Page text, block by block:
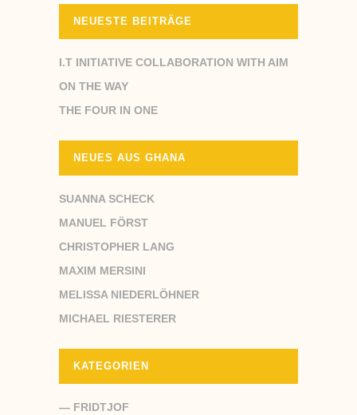
NEUESTE BEITRÄGE
I.T INITIATIVE COLLABORATION WITH AIM
ON THE WAY
THE FOUR IN ONE
NEUES AUS GHANA
SUANNA SCHECK
MANUEL FÖRST
CHRISTOPHER LANG
MAXIM MERSINI
MELISSA NIEDERLÖHNER
MICHAEL RIESTERER
KATEGORIEN
— FRIDTJOF